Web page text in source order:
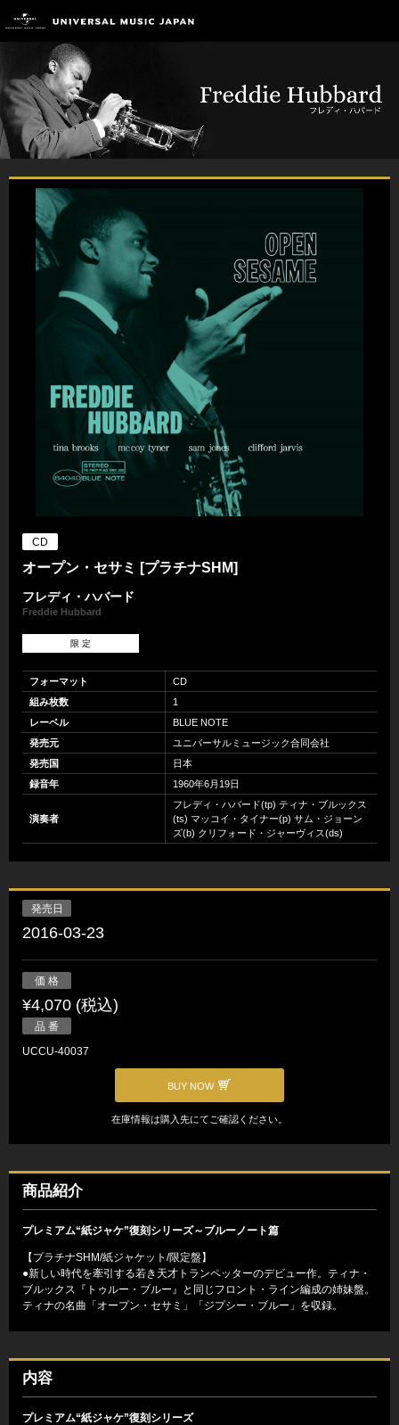
CD
オープン・セサミ [プラチナSHM]
フレディ・ハバード
Freddie Hubbard
限 定
フォーマット
CD
組み枚数
1
レーベル
BLUE NOTE
発売元
ユニバーサルミュージック合同会社
発売国
日本
録音年
1960年6月19日
演奏者
フレディ・ハバード(tp) ティナ・ブルックス
(ts) マッコイ・タイナー(p) サム・ジョーン
ズ(b) クリフォード・ジャーヴィス(ds)
発売日
2016-03-23
価 格
¥4,070 (税込)
品 番
UCCU-40037
BUY NOW
在庫情報は購入先にてご確認ください。
商品紹介
プレミアム“紙ジャケ”復刻シリーズ～ブルーノート篇
【プラチナSHM/紙ジャケット/限定盤】
●新しい時代を牽引する若き天才トランペッターのデビュー作。ティナ・
ブルックス『トゥルー・ブルー』と同じフロント・ライン編成の姉妹盤。
ティナの名曲「オープン・セサミ」「ジプシー・ブルー」を収録。
内容
プレミアム“紙ジャケ”復刻シリーズ